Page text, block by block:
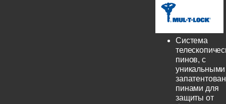
Система
пинов, с
уникальными
пинами для
защиты от